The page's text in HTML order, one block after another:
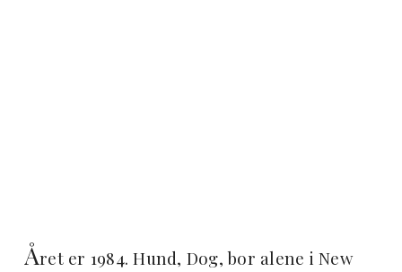
Året er 1984. Hund, Dog, bor alene i New